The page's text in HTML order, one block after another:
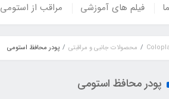
فیلم های آموزشی مراقب از استومی
محصولات جانبی و مراقبتی پودر محافظ استومی
پودر محافظ استومی